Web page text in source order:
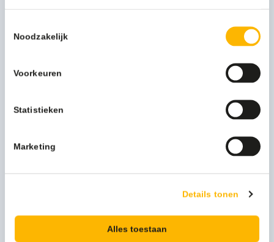
Noodzakelijk
Voorkeuren
Statistieken
Marketing
Details tonen
Alles toestaan
van milde, hoogwaardige oppervlakte actieve stoffen voor
huid.
Onderzoek onder eindgebruikers laat
zien dat 79 % van de werknemers de voorkeur geeft aan
Estesol® FX™ PURE in vergelijking met hun traditionele
Zodanig samengesteld dat de allergene
potentie voor de huid laag is en beoordeeld door een
Onderscheiden met het ECARF kwaliteitskeurmerk
Ideaal voor mensen die lijden aan allergieën en geschikt
bevestigt dat het tijdens zijn levenscyclus, vanaf het winnen
Snel en gemakkelijk te gebruikenKomt direct als schuim